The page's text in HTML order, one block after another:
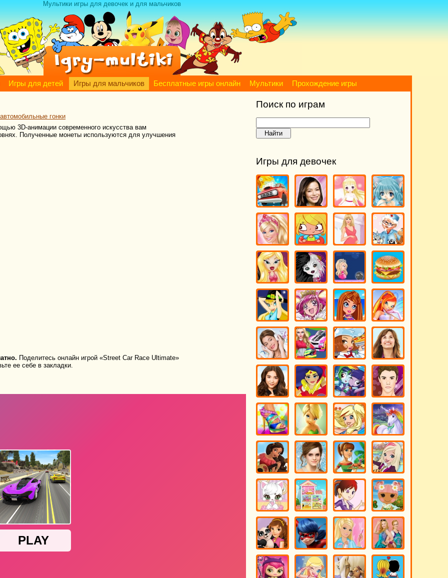
Мультики игры для девочек и для мальчиков
Игры для детей Игры для мальчиков Бесплатные игры онлайн Мультики Прохождение игры
гонки
3D-анимации современного искусства вам
Полученные монеты используются для улучшения
Поделитесь онлайн игрой «Street Car Race Ultimate»
ее себе в закладки.
Поиск по играм
Игры для девочек